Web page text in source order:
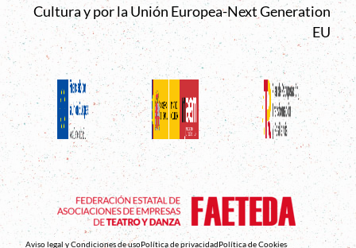
Cultura y por la Unión Europea-Next Generation
EU
Aviso legal y Condiciones de usoPolítica de privacidadPolítica de Cookies